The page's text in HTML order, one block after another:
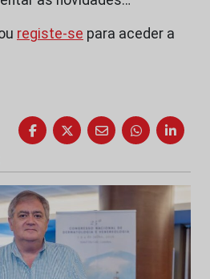
registe-se para aceder a